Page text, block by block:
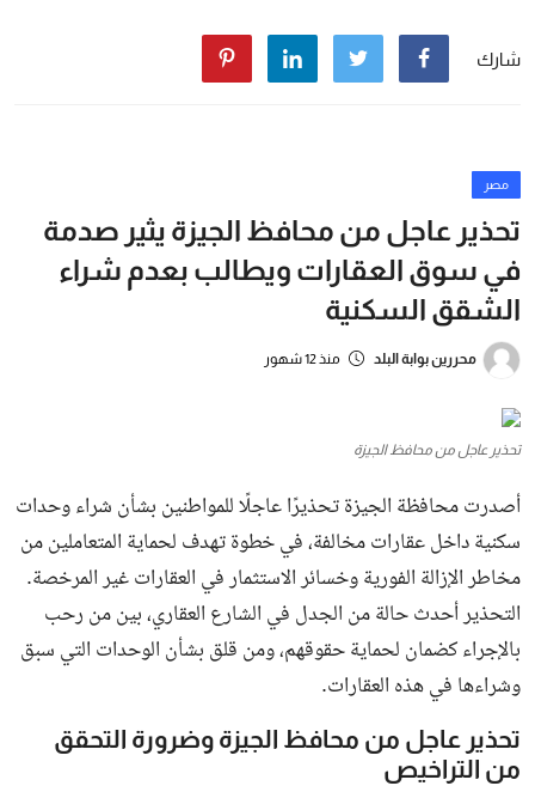
شارك
مصر
تحذير عاجل من محافظ الجيزة يثير صدمة
في سوق العقارات ويطالب بعدم شراء
الشقق السكنية
محررين بوابة البلد منذ 12 شهور
تحذير عاجل من محافظ الجيزة
أصدرت محافظة الجيزة تحذيرًا عاجلًا للمواطنين بشأن شراء وحدات
سكنية داخل عقارات مخالفة، في خطوة تهدف لحماية المتعاملين من
مخاطر الإزالة الفورية وخسائر الاستثمار في العقارات غير المرخصة.
التحذير أحدث حالة من الجدل في الشارع العقاري، بين من رحب
بالإجراء كضمان لحماية حقوقهم، ومن قلق بشأن الوحدات التي سبق
وشراءها في هذه العقارات.
تحذير عاجل من محافظ الجيزة وضرورة التحقق
من التراخيص